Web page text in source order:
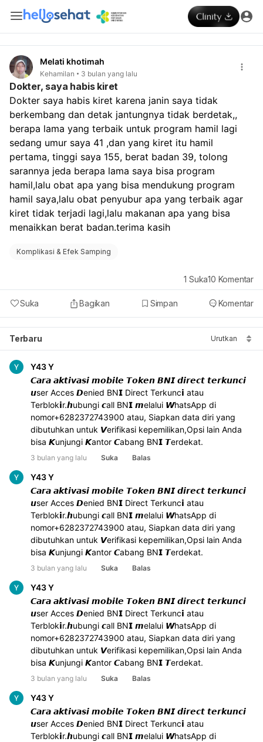
Melati khotimah
Kehamilan 3 bulan yang lalu
Dokter, saya habis kiret
Dokter saya habis kiret karena janin saya tidak
berkembang dan detak jantungnya tidak berdetak,,
berapa lama yang terbaik untuk program hamil lagi
sedang umur saya 41 ,dan yang kiret itu hamil
pertama, tinggi saya 155, berat badan 39, tolong
sarannya jeda berapa lama saya bisa program
hamil,lalu obat apa yang bisa mendukung program
hamil saya,lalu obat penyubur apa yang terbaik agar
kiret tidak terjadi lagi,lalu makanan apa yang bisa
menaikkan berat badan.terima kasih
Komplikasi & Efek Samping
Suka Bagikan Simpan Komentar
1 Suka10 Komentar
Terbaru Urutkan
Y43 Y
𝘾𝙖𝙧𝙖 𝙖𝙠𝙩𝙞𝙫𝙖𝙨𝙞 𝙢𝙤𝙗𝙞𝙡𝙚 𝙏𝙤𝙠𝙚𝙣 𝘽𝙉𝙄 𝙙𝙞𝙧𝙚𝙘𝙩 𝙩𝙚𝙧𝙠𝙪𝙣𝙘𝙞
𝙪ser Acces 𝘿enied BN𝗜 Direct Terkunc𝗶 atau
Terblok𝗶r.𝙝ubungi 𝙘all BN𝗜 𝙢elalui 𝙒hatsApp di
nomor+6282372743900 atau, Siapkan data diri yang
dibutuhkan untuk 𝙑erifikasi kepemilikan,Opsi lain Anda
bisa 𝙆unjungi 𝙆antor 𝘾abang BN𝗜 𝙏erdekat.
3 bulan yang lalu Suka Balas
Y43 Y
𝘾𝙖𝙧𝙖 𝙖𝙠𝙩𝙞𝙫𝙖𝙨𝙞 𝙢𝙤𝙗𝙞𝙡𝙚 𝙏𝙤𝙠𝙚𝙣 𝘽𝙉𝙄 𝙙𝙞𝙧𝙚𝙘𝙩 𝙩𝙚𝙧𝙠𝙪𝙣𝙘𝙞
𝙪ser Acces 𝘿enied BN𝗜 Direct Terkunc𝗶 atau
Terblok𝗶r.𝙝ubungi 𝙘all BN𝗜 𝙢elalui 𝙒hatsApp di
nomor+6282372743900 atau, Siapkan data diri yang
dibutuhkan untuk 𝙑erifikasi kepemilikan,Opsi lain Anda
bisa 𝙆unjungi 𝙆antor 𝘾abang BN𝗜 𝙏erdekat.
3 bulan yang lalu Suka Balas
Y43 Y
𝘾𝙖𝙧𝙖 𝙖𝙠𝙩𝙞𝙫𝙖𝙨𝙞 𝙢𝙤𝙗𝙞𝙡𝙚 𝙏𝙤𝙠𝙚𝙣 𝘽𝙉𝙄 𝙙𝙞𝙧𝙚𝙘𝙩 𝙩𝙚𝙧𝙠𝙪𝙣𝙘𝙞
𝙪ser Acces 𝘿enied BN𝗜 Direct Terkunc𝗶 atau
Terblok𝗶r.𝙝ubungi 𝙘all BN𝗜 𝙢elalui 𝙒hatsApp di
nomor+6282372743900 atau, Siapkan data diri yang
dibutuhkan untuk 𝙑erifikasi kepemilikan,Opsi lain Anda
bisa 𝙆unjungi 𝙆antor 𝘾abang BN𝗜 𝙏erdekat.
3 bulan yang lalu Suka Balas
Y43 Y
𝘾𝙖𝙧𝙖 𝙖𝙠𝙩𝙞𝙫𝙖𝙨𝙞 𝙢𝙤𝙗𝙞𝙡𝙚 𝙏𝙤𝙠𝙚𝙣 𝘽𝙉𝙄 𝙙𝙞𝙧𝙚𝙘𝙩 𝙩𝙚𝙧𝙠𝙪𝙣𝙘𝙞
𝙪ser Acces 𝘿enied BN𝗜 Direct Terkunc𝗶 atau
Terblok𝗶r.𝙝ubungi 𝙘all BN𝗜 𝙢elalui 𝙒hatsApp di